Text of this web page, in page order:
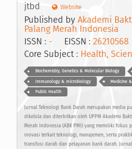
jtbd Website
Published by Akademi
Palang Merah Indonesia
ISSN : - EISSN : 26210568
Core Subject : Health,
Biochemistry, Genetics & Molecular Biology
Immunology & microbiology Medicine
Public Health
Jurnal Teknologi Bank Darah merupakan media
dikelola dan diterbitkan oleh UPPM Akademi
Merah Indonesia (ABK PMI) yang memiliki fokus
inovasi terkait teknologi, manajemen, serta
transfusi darah dan pelayanan bank darah.